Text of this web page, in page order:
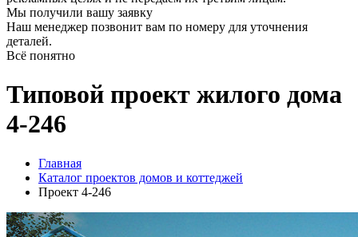
Мы получили вашу заявку
Наш менеджер позвонит вам по номеру для уточнения
деталей.
Всё понятно
Типовой проект жилого дома
4-246
Главная
Каталог проектов домов и коттеджей
Проект 4-246